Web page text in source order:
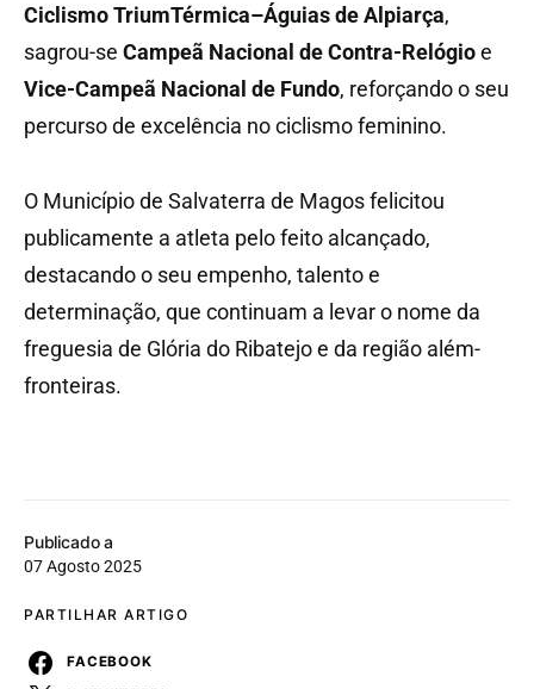
Publicado a
07 Agosto 2025
PARTILHAR ARTIGO
FACEBOOK
Ciclismo TriumTérmica–Águias de Alpiarça,
sagrou-se Campeã Nacional de Contra-Relógioe
Vice-Campeã Nacional de Fundo, reforçando o seu
percurso de excelência no ciclismo feminino.
O Município de Salvaterra de Magos felicitou
publicamente a atleta pelo feito alcançado,
destacando o seu empenho, talento e
determinação, que continuam a levar o nome da
freguesia de Glória do Ribatejo e da região além-
fronteiras.